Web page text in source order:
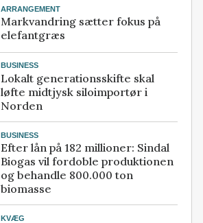
ARRANGEMENT
Markvandring sætter fokus på
elefantgræs
BUSINESS
Lokalt generationsskifte skal
løfte midtjysk siloimportør i
Norden
BUSINESS
Efter lån på 182 millioner: Sindal
Biogas vil fordoble produktionen
og behandle 800.000 ton
biomasse
KVÆG